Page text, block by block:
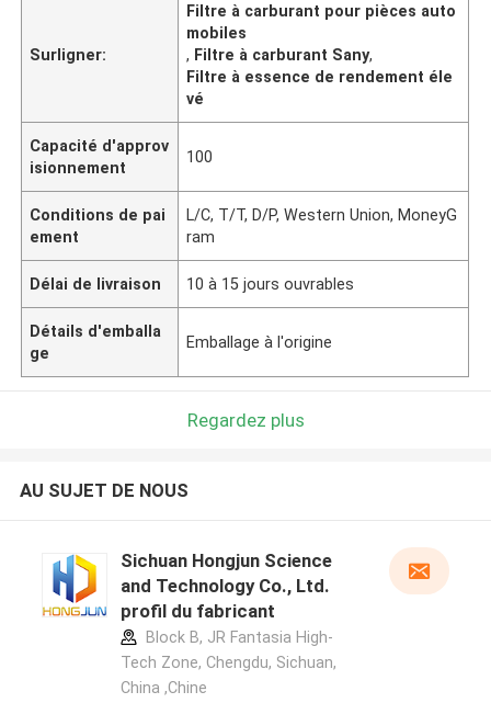
Surligner:
Filtre à carburant pour pièces auto
mobiles
, Filtre à carburant Sany,
Filtre à essence de rendement éle
vé
Capacité d'approv
isionnement
100
Conditions de pai
ement
L/C, T/T, D/P, Western Union, MoneyG
ram
Délai de livraison 10 à 15 jours ouvrables
Détails d'emballa
ge
Emballage à l'origine
Regardez plus
AU SUJET DE NOUS
Sichuan Hongjun Science
and Technology Co., Ltd.
profil du fabricant
Block B, JR Fantasia High-
Tech Zone, Chengdu, Sichuan,
China ,Chine